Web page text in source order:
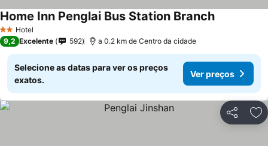
2 Estrelas
Hotel
Home Inn Penglai Bus Station Branch
9,2 Excelente 592 a 0.2 km de Centro da cidade
Selecione as datas para ver os preços
exatos.
Ver preços
Partilhar